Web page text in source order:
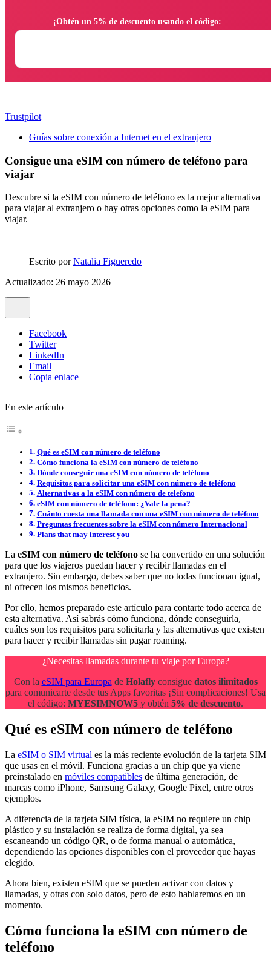
Trustpilot
Guías sobre conexión a Internet en el extranjero
Consigue una eSIM con número de teléfono para
viajar
Descubre si la eSIM con número de teléfono es la mejor alternativa
para viajar al extranjero o hay otras opciones como la eSIM para
viajar.
Escrito porNatalia Figueredo
Actualizado: 26 mayo 2026
Facebook
Twitter
LinkedIn
Email
Copia enlace
En este artículo
Qué es eSIM con número de teléfono
Cómo funciona la eSIM con número de teléfono
Dónde conseguir una eSIM con número de teléfono
Requisitos para solicitar una eSIM con número de teléfono
Alternativas a la eSIM con número de telefono
eSIM con número de teléfono: ¿Vale la pena?
Cuánto cuesta una llamada con una eSIM con número de teléfono
Preguntas frecuentes sobre la eSIM con número Internacional
Plans that may interest you
La eSIM con número de teléfono se ha convertido en una solución
para que los viajeros puedan hacer y recibir llamadas en el
extranjero. Sin embargo, debes saber que no todas funcionan igual,
ni ofrecen los mismos beneficios.
Por ello, hemos preparado este artículo para contarte todo acerca de
esta alternativa. Así sabrás cómo funciona, dónde conseguirla,
cuáles son los requisitos para solicitarla y las alternativas que existen
para hacer y recibir llamadas sin pagar roaming.
¿Necesitas llamadas durante tu viaje por Europa?
Con la eSIM para Europade Holaflyconsigue datos ilimitados
para comunicarte desde tus Apps favoritas ¡Sin complicaciones! Usa
el código: MYESIMNOW5 y obtén 5% de descuento.
Qué es eSIM con número de teléfono
La eSIM o SIM virtual es la más reciente evolución de la tarjeta SIM
que usas en el móvil. Funciona gracias a un chip que ya viene
preinstalado en móviles compatibles de última generación, de
marcas como iPhone, Samsung Galaxy, Google Pixel, entre otros
ejemplos.
A diferencia de la tarjeta SIM física, la eSIM no requiere un chip
plástico y su instalación se realiza de forma digital, ya sea
escaneando un código QR, o de forma manual o automática,
dependiendo las opciones disponibles con el proveedor que hayas
elegido.
Ahora bien, existen eSIM que se pueden activar con datos y
llamadas, y otras con solo datos, pero de esto hablaremos en un
momento.
Cómo funciona la eSIM con número de
teléfono